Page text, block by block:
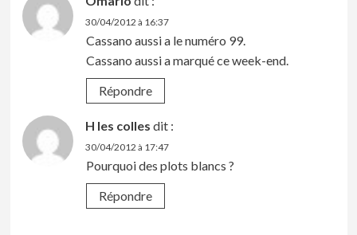
30/04/2012 à 16:37
Cassano aussi a le numéro 99.
Cassano aussi a marqué ce week-end.
Répondre
H les colles dit :
30/04/2012 à 17:47
Pourquoi des plots blancs ?
Répondre